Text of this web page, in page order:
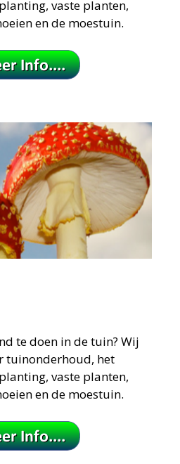
vaste planten,
en de moestuin.
te doen in de tuin? Wij
tuinonderhoud, het
vaste planten,
en de moestuin.